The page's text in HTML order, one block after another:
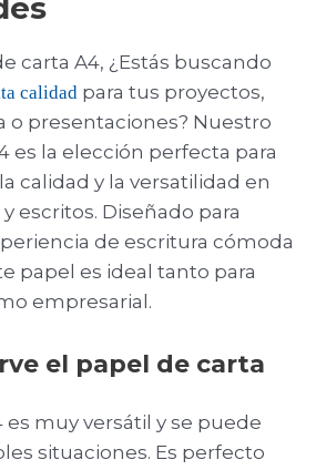
carta A4, ¿Estás buscando
calidad para tus proyectos,
o presentaciones? Nuestro
es la elección perfecta para
calidad y la versatilidad en
escritos. Diseñado para
de escritura cómoda
papel es ideal tanto para
empresarial.
el papel de carta
es muy versátil y se puede
situaciones. Es perfecto